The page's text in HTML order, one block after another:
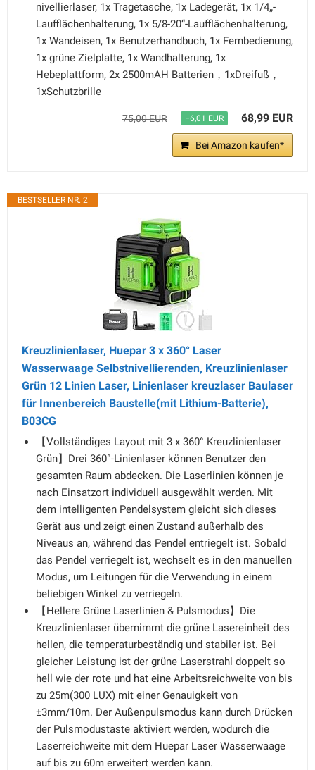
nivellierlaser, 1x Tragetasche, 1x Ladegerät, 1x 1/4„-
Laufflächenhalterung, 1x 5/8-20“-Laufflächenhalterung,
1x Wandeisen, 1x Benutzerhandbuch, 1x Fernbedienung,
1x grüne Zielplatte, 1x Wandhalterung, 1x
Hebeplattform, 2x 2500mAH Batterien，1xDreifuß，
1xSchutzbrille
75,00 EUR −6,01 EUR 68,99 EUR
Bei Amazon kaufen*
BESTSELLER NR. 2
Kreuzlinienlaser, Huepar 3 x 360° Laser
Wasserwaage Selbstnivellierenden, Kreuzlinienlaser
Grün 12 Linien Laser, Linienlaser kreuzlaser Baulaser
für Innenbereich Baustelle(mit Lithium-Batterie),
B03CG
【Vollständiges Layout mit 3 x 360° Kreuzlinienlaser
Grün】Drei 360°-Linienlaser können Benutzer den
gesamten Raum abdecken. Die Laserlinien können je
nach Einsatzort individuell ausgewählt werden. Mit
dem intelligenten Pendelsystem gleicht sich dieses
Gerät aus und zeigt einen Zustand außerhalb des
Niveaus an, während das Pendel entriegelt ist. Sobald
das Pendel verriegelt ist, wechselt es in den manuellen
Modus, um Leitungen für die Verwendung in einem
beliebigen Winkel zu verriegeln.
【Hellere Grüne Laserlinien & Pulsmodus】Die
Kreuzlinienlaser übernimmt die grüne Lasereinheit des
hellen, die temperaturbeständig und stabiler ist. Bei
gleicher Leistung ist der grüne Laserstrahl doppelt so
hell wie der rote und hat eine Arbeitsreichweite von bis
zu 25m(300 LUX) mit einer Genauigkeit von
±3mm/10m. Der Außenpulsmodus kann durch Drücken
der Pulsmodustaste aktiviert werden, wodurch die
Laserreichweite mit dem Huepar Laser Wasserwaage
auf bis zu 60m erweitert werden kann.